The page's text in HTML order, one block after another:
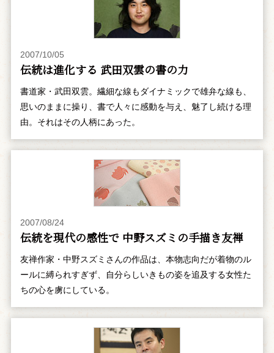
2007/10/05
伝統は進化する 武田双雲の書の力
書道家・武田双雲。繊細な線もダイナミックで雄弁な線も、
思いのままに操り、書で人々に感動を与え、魅了し続ける理
由。それはその人柄にあった。
2007/08/24
伝統を現代の感性で 中野スズミの手描き友禅
友禅作家・中野スズミさんの作品は、本物志向だが着物のル
ールに縛られすぎず、自分らしいきもの姿を追及する女性た
ちの心を虜にしている。